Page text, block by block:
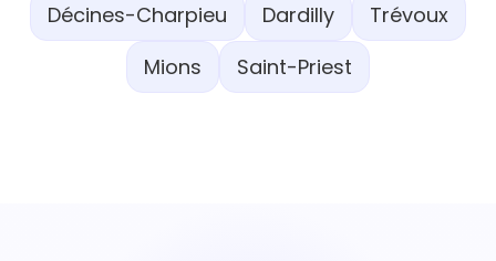
Décines-Charpieu
Dardilly
Trévoux
Mions
Saint-Priest